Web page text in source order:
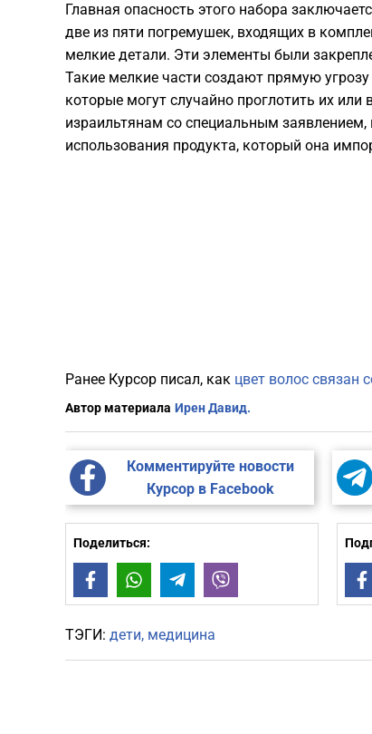
Главная опасность этого набора
две из пяти погремушек, входящих в
мелкие детали. Эти элементы были
Такие мелкие части создают прямую
которые могут случайно проглотить их
израильтянам со специальным
использования продукта, который она
Ранее Курсор писал, как цвет волос связан
Автор материала Ирен Давид.
Комментируйте новости
Курсор в Facebook
Поделиться:
FacebookWhatsAppTelegram
ТЭГИ: дети медицина